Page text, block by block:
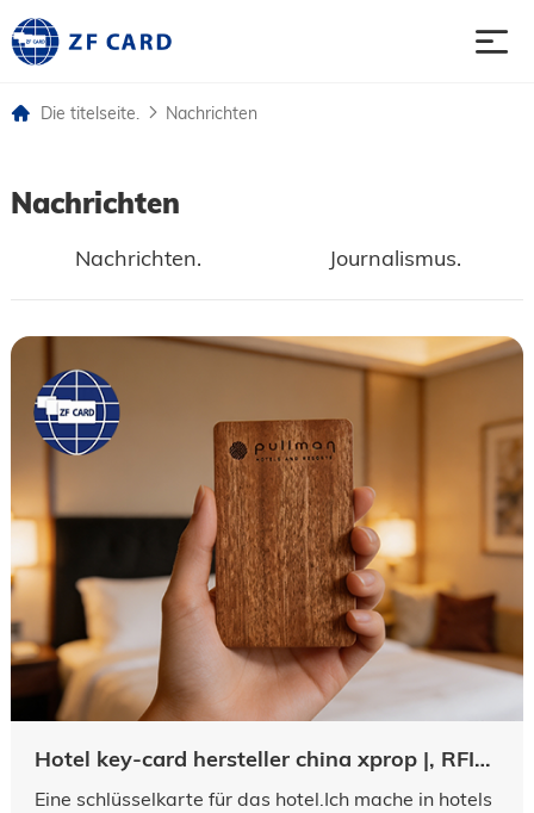
Produkte.
Nachrichten
Die titelseite. Nachrichten
Nachrichten
Nachrichten. Journalismus.
Hotel key-card hersteller china xprop |, RFID nfc-chip., niedriger an für und gratismuster., für globe
Eine schlüsselkarte für das hotel.Ich mache in hotels